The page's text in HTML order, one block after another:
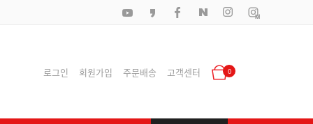
로그인 회원가입 주문배송 고객센터 0